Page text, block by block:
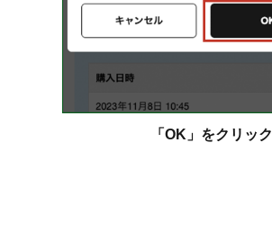
「OK」をクリック